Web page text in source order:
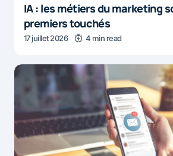
IA : les métiers du marketing
premiers touchés
17 juillet 2026 4 min read